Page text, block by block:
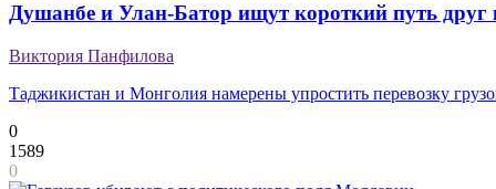
Душанбе и Улан-Батор ищут короткий путь друг
Виктория Панфилова
Таджикистан и Монголия намерены упростить перевозку
0
1589
0